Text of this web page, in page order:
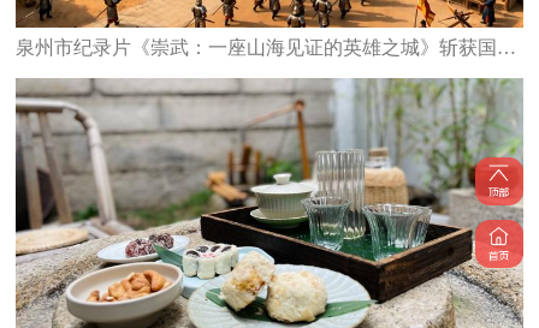
泉州市纪录片《崇武：一座山海见证的英雄之城》斩获国家级大奖